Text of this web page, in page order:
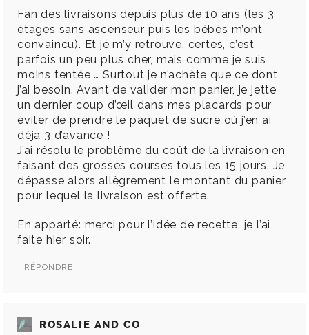
Fan des livraisons depuis plus de 10 ans (les 3
étages sans ascenseur puis les bébés m’ont
convaincu). Et je m’y retrouve, certes, c’est
parfois un peu plus cher, mais comme je suis
moins tentée … Surtout je n’achète que ce dont
j’ai besoin. Avant de valider mon panier, je jette
un dernier coup d’œil dans mes placards pour
éviter de prendre le paquet de sucre où j’en ai
déjà 3 d’avance !
J’ai résolu le problème du coût de la livraison en
faisant des grosses courses tous les 15 jours. Je
dépasse alors allègrement le montant du panier
pour lequel la livraison est offerte.
En apparté: merci pour l’idée de recette, je l’ai
faite hier soir.
RÉPONDRE
ROSALIE AND CO